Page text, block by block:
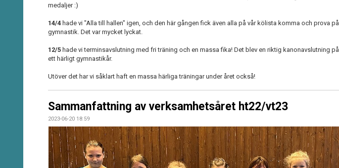
medaljer :)
14/4 hade vi "Alla till hallen" igen, och den här gången fick även alla på vår kölista komma och prova på
gymnastik. Det var mycket lyckat.
12/5 hade vi terminsavslutning med fri träning och en massa fika! Det blev en riktig kanonavslutning på
ett härligt gymnastikår.
Utöver det har vi såklart haft en massa härliga träningar under året också!
Sammanfattning av verksamhetsåret ht22/vt23
2023-06-20 18:59